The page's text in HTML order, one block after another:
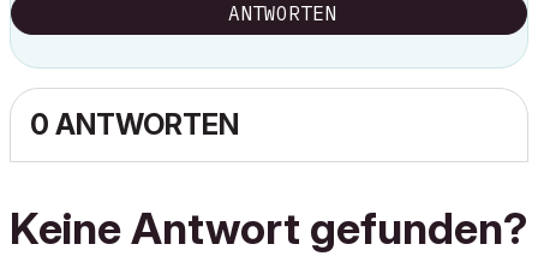
ANTWORTEN
0 ANTWORTEN
Keine Antwort gefunden?